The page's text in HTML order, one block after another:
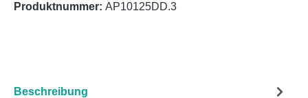
Produktnummer: AP10125DD.3
Beschreibung